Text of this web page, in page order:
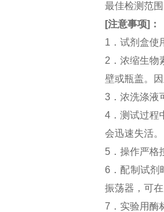
最佳检测范
[注意事项] ：
1．试剂盒使
2．浓缩生物
壁或瓶盖。
3．浓洗涤液
4．测试过程
会迅速失活。
5．操作严格
6．配制试剂
振荡器，可
7．实验用酶